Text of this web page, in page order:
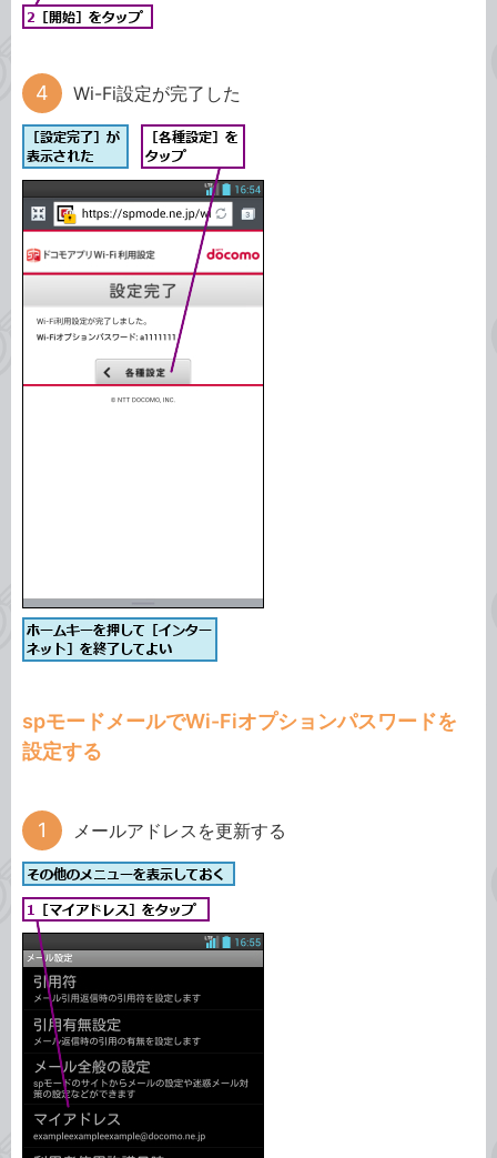
Wi-Fi設定が完了した
spモードメールでWi-Fiオプションパスワードを
設定する
メールアドレスを更新する